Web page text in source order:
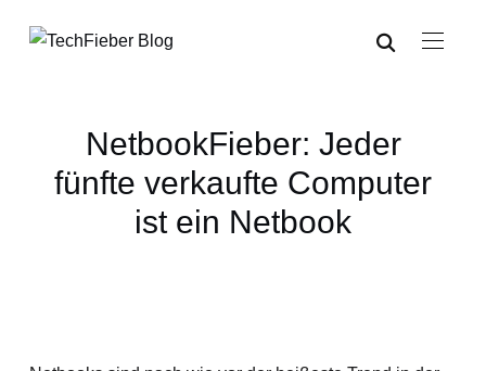
NetbookFieber: Jeder
fünfte verkaufte Computer
ist ein Netbook